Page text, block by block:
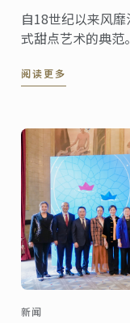
自18世纪以来风
式甜点艺术的典范
力慕斯的精妙结合。
阅读更多
新闻